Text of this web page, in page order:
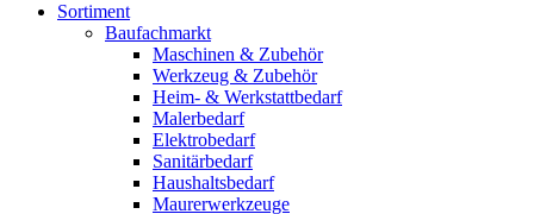
Sortiment
Baufachmarkt
Maschinen & Zubehör
Werkzeug & Zubehör
Heim- & Werkstattbedarf
Malerbedarf
Elektrobedarf
Sanitärbedarf
Haushaltsbedarf
Maurerwerkzeuge